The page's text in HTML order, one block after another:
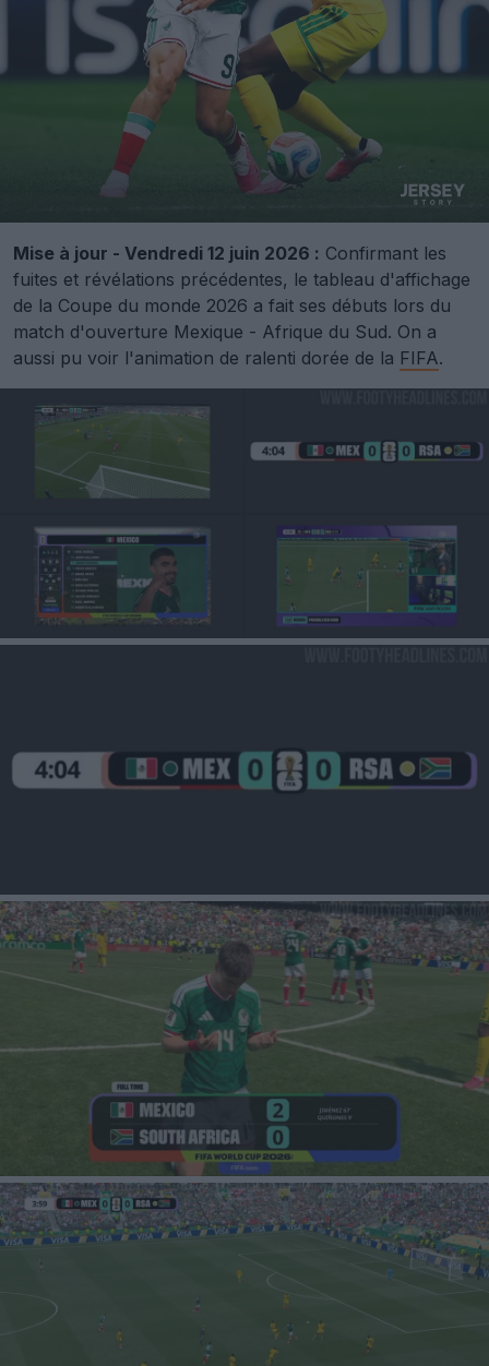
Mise à jour - Vendredi 12 juin 2026 : Confirmant les
fuites et révélations précédentes, le tableau d'affichage
de la Coupe du monde 2026 a fait ses débuts lors du
match d'ouverture Mexique - Afrique du Sud. On a
aussi pu voir l'animation de ralenti dorée de la FIFA.